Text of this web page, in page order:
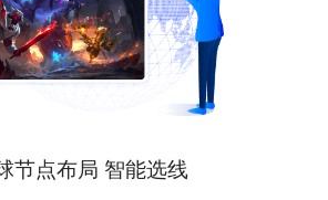
节点布局 智能选线